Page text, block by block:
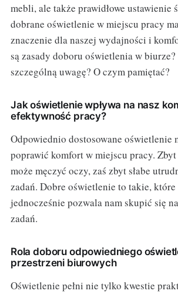
mebli, ale także prawidłowe ustawienie
dobrane oświetlenie w miejscu pracy
znaczenie dla naszej wydajności i
są zasady doboru oświetlenia w
szczególną uwagę? O czym pamiętać?
Jak oświetlenie wpływa na nasz
efektywność pracy?
Odpowiednio dostosowane oświetlenie
poprawić komfort w miejscu pracy. Zbyt
może męczyć oczy, zaś zbyt słabe
zadań. Dobre oświetlenie to takie,
jednocześnie pozwala nam skupić się
zadań.
Rola doboru odpowiedniego
przestrzeni biurowych
Oświetlenie pełni nie tylko kwestie